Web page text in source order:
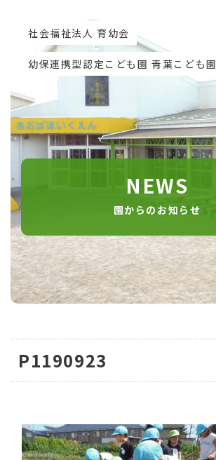
社会福祉法人 育幼会
幼保連携型認定こども園 青葉こども園
NEWS
園からのお知らせ
P1190923